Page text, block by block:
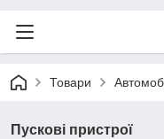
Товари
Пускові пристрої